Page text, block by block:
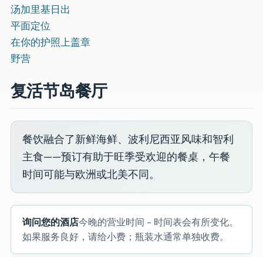
汤加里基日出
平面定位
在你的护照上盖章
野营
复活节岛餐厅
餐饮融合了新鲜海鲜、波利尼西亚风味和智利
主食——预订有助于旺季受欢迎的餐桌，午餐
时间可能与欧洲或北美不同。
询问您的酒店今晚的营业时间 - 时间表会有所变化。
如果服务良好，请给小费；瓶装水通常单独收费。